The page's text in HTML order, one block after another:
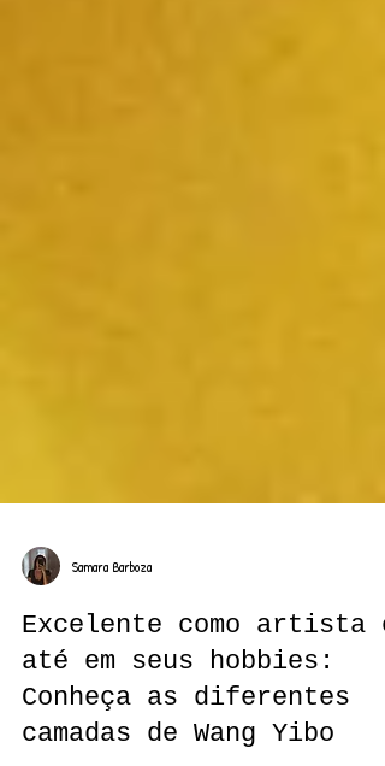
Samara Barboza
Excelente como artista e